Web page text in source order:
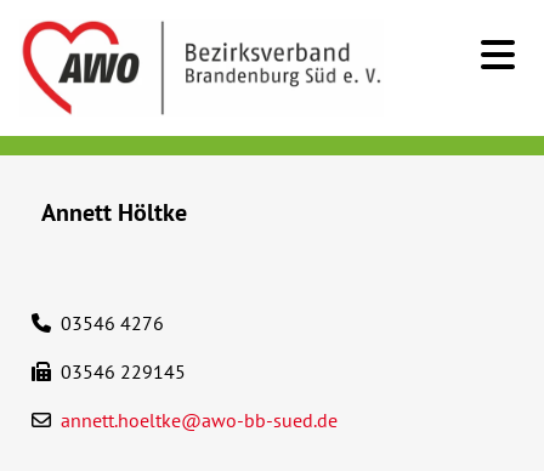
Beratung & Hilfe
Annett Höltke
03546 4276
03546 229145
annett.hoeltke@awo-bb-sued.de